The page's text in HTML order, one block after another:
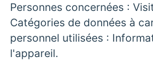
Personnes concernées :
Catégories de données à
personnel utilisées :
l'appareil.